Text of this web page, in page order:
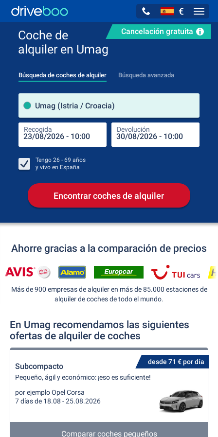
€
Cancelación gratuita
Coche de
alquiler en Umag
Búsqueda de coches de alquiler Búsqueda avanzada
Umag (Istria / Croacia)
Recogida Devolución
Tengo 26 - 69 años
y vivo en España
Encontrar coches de alquiler
Ahorre gracias a la comparación de precios
Más de 900 empresas de alquiler en más de 85.000 estaciones de
alquiler de coches de todo el mundo.
En Umag recomendamos las siguientes
ofertas de alquiler de coches
desde 71 € por día
Subcompacto
Pequeño, ágil y económico: ¡eso es suficiente!
por ejemplo Opel Corsa
7 días de 18.08 - 25.08.2026
Comparar coches pequeños